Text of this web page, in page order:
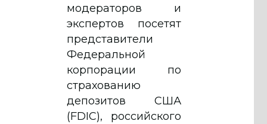
модераторов и
экспертов посетят
представители
Федеральной
корпорации по
страхованию
депозитов США
(FDIC), российского